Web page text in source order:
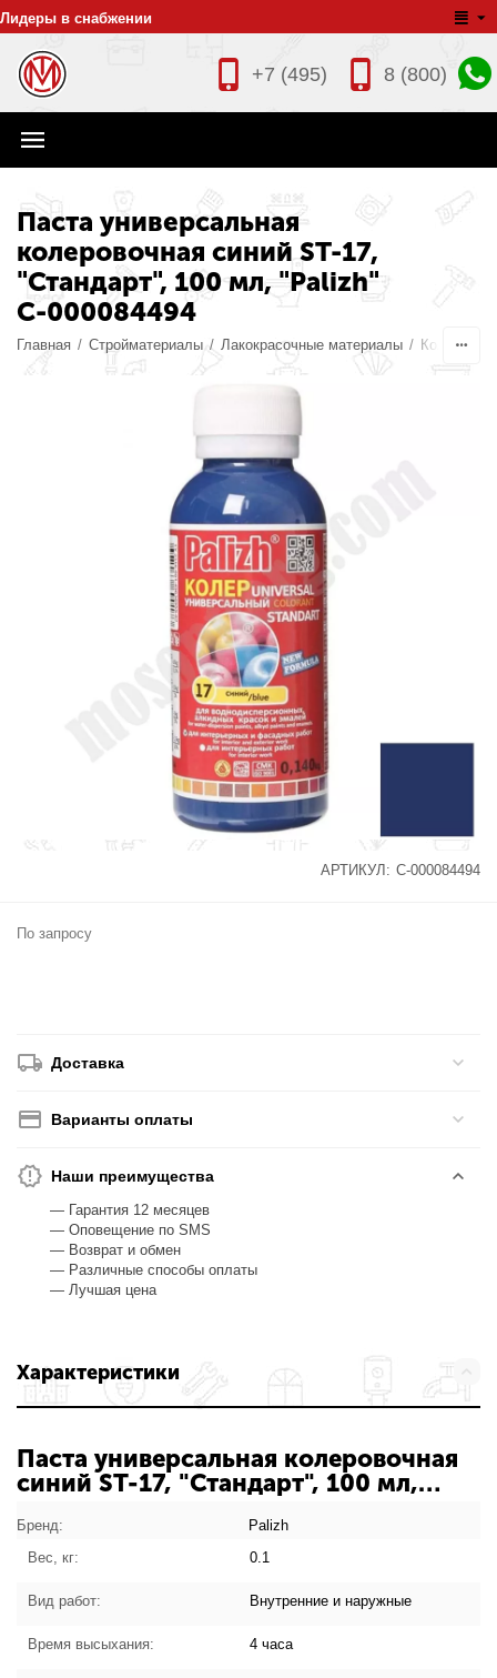
Лидеры в снабжении
8 (800)
+7 (495)
Паста универсальная
колеровочная синий ST-17,
"Стандарт", 100 мл, "Palizh"
С-000084494
Главная / Стройматериалы / Лакокрасочные материалы / Колеры
АРТИКУЛ: С-000084494
По запросу
Доставка
Варианты оплаты
Наши преимущества
— Гарантия 12 месяцев
— Оповещение по SMS
— Возврат и обмен
— Различные способы оплаты
— Лучшая цена
Характеристики
Паста универсальная колеровочная
синий ST-17, "Стандарт", 100 мл,
характеристики товара
Бренд:
Palizh
Вес, кг:
0.1
Вид работ: Внутренние и наружные
Время высыхания: 4 часа